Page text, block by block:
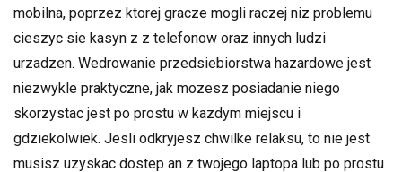
mobilna, poprzez ktorej gracze mogli raczej niz problemu
cieszyc sie kasyn z z telefonow oraz innych ludzi
urzadzen. Wedrowanie przedsiebiorstwa hazardowe jest
niezwykle praktyczne, jak mozesz posiadanie niego
skorzystac jest po prostu w kazdym miejscu i
gdziekolwiek. Jesli odkryjesz chwilke relaksu, to nie jest
musisz uzyskac dostep an z twojego laptopa lub po prostu